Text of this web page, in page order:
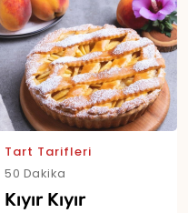
Tart Tarifleri
50 Dakika
Kıyır Kıyır